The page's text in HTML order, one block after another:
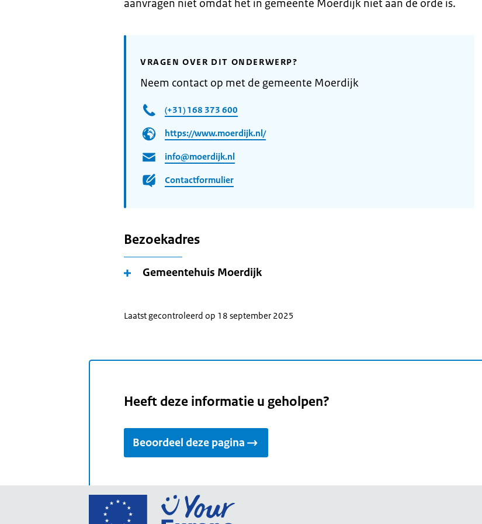
aanvragen niet omdat het in gemeente Moerdijk niet aan de orde is.
VRAGEN OVER DIT ONDERWERP?
Neem contact op met de gemeente Moerdijk
(+31) 168 373 600
https://www.moerdijk.nl/
info@moerdijk.nl
Contactformulier
Bezoekadres
Gemeentehuis Moerdijk
Laatst gecontroleerd op 18 september 2025
Heeft deze informatie u geholpen?
Beoordeel deze pagina
Ga